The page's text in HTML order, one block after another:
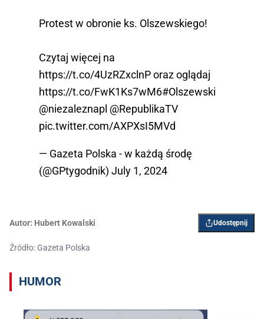
Protest w obronie ks. Olszewskiego!
Czytaj więcej na
https://t.co/4UzRZxclnPoraz oglądaj
https://t.co/FwK1Ks7wM6#Olszewski
@niezaleznapl @RepublikaTV
pic.twitter.com/AXPXsI5MVd
— Gazeta Polska - w każdą środę
(@GPtygodnik) July 1, 2024
Autor: Hubert Kowalski Udostępnij
Źródło: Gazeta Polska
HUMOR